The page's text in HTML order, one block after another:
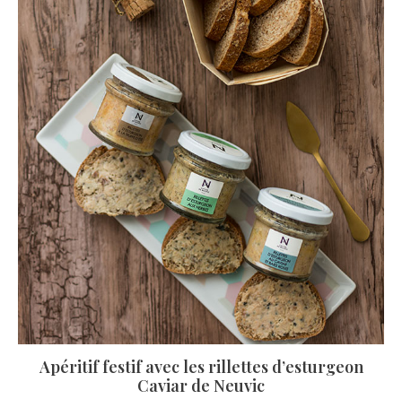
Apéritif festif avec les rillettes d’esturgeon
Caviar de Neuvic